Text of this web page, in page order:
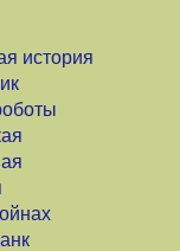
история